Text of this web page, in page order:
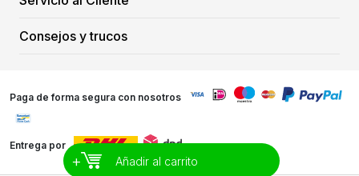
+ Añadir al carrito
Consejos y trucos
Paga de forma segura con nosotros
Entrega por